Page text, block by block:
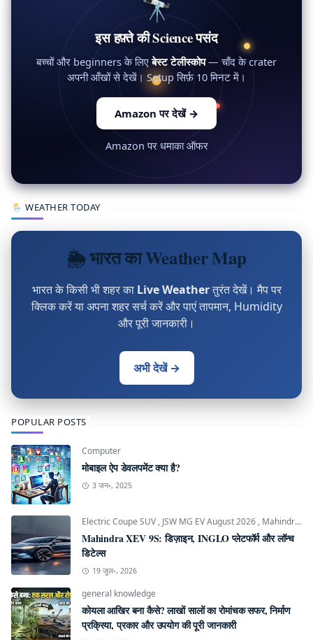
🔭
इस हफ़्ते की Science पसंद
बच्चों और beginners के लिएबेस्ट टेलीस्कोप— चाँद के crater
अपनी आँखों से देखें। Setup सिर्फ़ 10 मिनट में।
Amazon पर देखें →
Amazon पर धमाका ऑफर
🌦 WEATHER TODAY
🌦 भारत का Weather Map
भारत के किसी भी शहर का Live Weatherतुरंत देखें। मैप पर
क्लिक करें या अपना शहर सर्च करें और पाएं तापमान, Humidity
और पूरी जानकारी।
अभी देखें →
POPULAR POSTS
Computer
मोबाइल ऐप डेवलपमेंट क्या है?
3 जन॰, 2025
Electric Coupe SUV , JSW MG EV August 2026 , Mahindra INGLO Platform
Mahindra XEV 9S: डिज़ाइन, INGLO प्लेटफॉर्म और लॉन्च
डिटेल्स
19 जुल॰, 2026
general knowledge
कोयला आखिर बना कैसे? लाखों सालों का रोमांचक सफर, निर्माण
प्रक्रिया, प्रकार और उपयोग की पूरी जानकारी